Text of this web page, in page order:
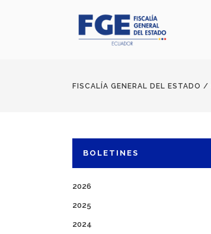
FISCALÍA GENERAL DEL ESTADO /
BOLETINES
2026
2025
2024